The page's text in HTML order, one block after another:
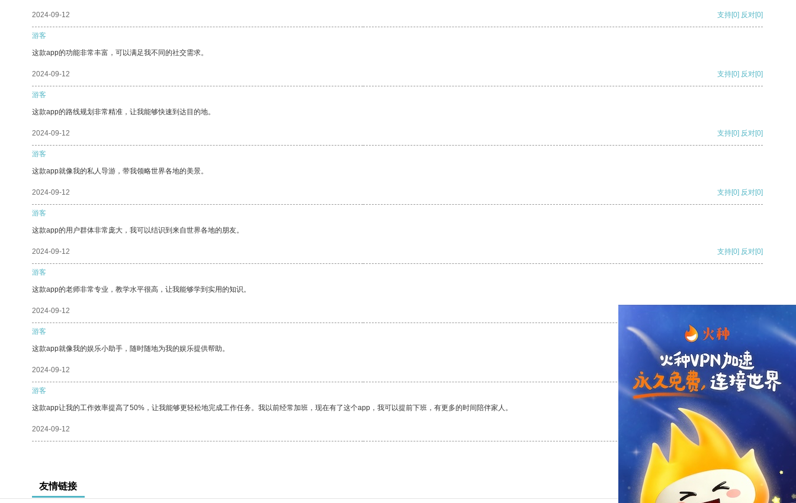
2024-09-12 支持[0] 反对[0]
游客
这款app的功能非常丰富，可以满足我不同的社交需求。
2024-09-12 支持[0] 反对[0]
游客
这款app的路线规划非常精准，让我能够快速到达目的地。
2024-09-12 支持[0] 反对[0]
游客
这款app就像我的私人导游，带我领略世界各地的美景。
2024-09-12 支持[0] 反对[0]
游客
这款app的用户群体非常庞大，我可以结识到来自世界各地的朋友。
2024-09-12 支持[0] 反对[0]
游客
这款app的老师非常专业，教学水平很高，让我能够学到实用的知识。
2024-09-12
游客
这款app就像我的娱乐小助手，随时随地为我的娱乐提供帮助。
2024-09-12 支持 [0] 反对 [0]
游客
这款app让我的工作效率提高了50%，让我能够更轻松地完成工作任务。我以前经常加班，现在有了这个app，我可以提前下班，有更多的时间陪伴家人。
2024-09-12 支持
友情链接